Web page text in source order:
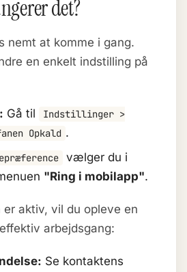
det?
nemt at komme i gang.
en enkelt indstilling på
Gå til
Indstillinger >
Opkald .
vælger du i
"Ring i mobilapp".
er aktiv, vil du opleve en
arbejdsgang:
Se kontaktens